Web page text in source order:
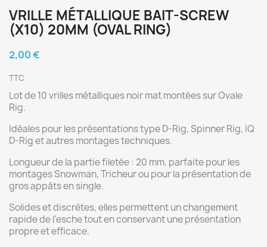
VRILLE MÉTALLIQUE BAIT-SCREW
(X10) 20MM (OVAL RING)
2,00 €
TTC
Lot de 10 vrilles métalliques noir mat montées sur Ovale
Rig.
Idéales pour les présentations type D-Rig, Spinner Rig, IQ
D-Rig et autres montages techniques.
Longueur de la partie filetée : 20 mm, parfaite pour les
montages Snowman, Tricheur ou pour la présentation de
gros appâts en single.
Solides et discrètes, elles permettent un changement
rapide de l’esche tout en conservant une présentation
propre et efficace.